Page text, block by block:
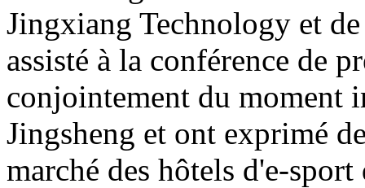
Jingxiang Technology et
assisté à la conférence de
conjointement du moment
Jingsheng et ont exprimé
marché des hôtels d'e-